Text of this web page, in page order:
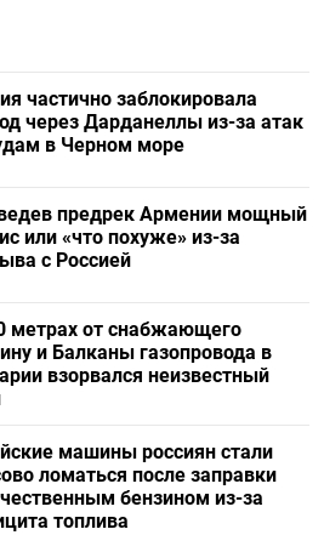
частично заблокировала
через Дарданеллы из-за атак
в Черном море
предрек Армении мощный
или «что похуже» из-за
с Россией
метрах от снабжающего
и Балканы газопровода в
взорвался неизвестный
машины россиян стали
ломаться после заправки
бензином из-за
топлива